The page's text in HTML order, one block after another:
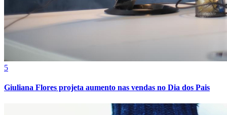
5
Giuliana Flores projeta aumento nas vendas no Dia dos Pais